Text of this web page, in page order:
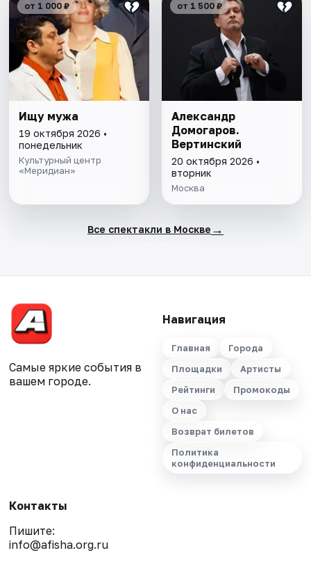
от 1 000 ₽
Ищу мужа
19 октября 2026 •
понедельник
Культурный центр
«Меридиан»
от 1 500 ₽
Александр
Домогаров.
Вертинский
20 октября 2026 •
вторник
Москва
Все спектакли в Москве →
Самые яркие события в
вашем городе.
Навигация
Главная
Города
Площадки
Артисты
Рейтинги
Промокоды
О нас
Возврат билетов
Политика
конфиденциальности
Контакты
Пишите:
info@afisha.org.ru